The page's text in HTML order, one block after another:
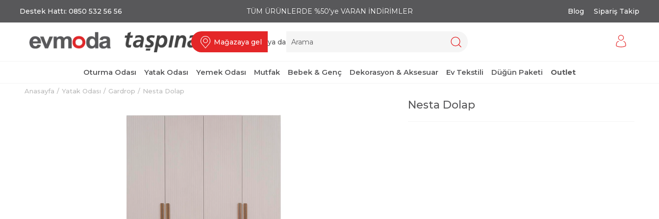
Destek Hattı: 0850 532 56 56 TÜM ÜRÜNLERDE %50'ye VARAN İNDİRİMLER Blog Sipariş Takip
Mağazaya gel ya da
Oturma Odası Yatak Odası Yemek Odası Mutfak Bebek & Genç Dekorasyon & Aksesuar Ev Tekstili Düğün Paketi Outlet
Anasayfa Yatak Odası Gardrop Nesta Dolap
Nesta Dolap